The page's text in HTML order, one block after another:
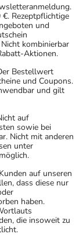
Rezeptpflichtige
und
kombinierbar
Aktionen.
Bestellwert
und Coupons.
und gilt
auf
sowie bei
Nicht mit anderen
unter
auf unseren
dass diese nur
haben.
die insoweit zu